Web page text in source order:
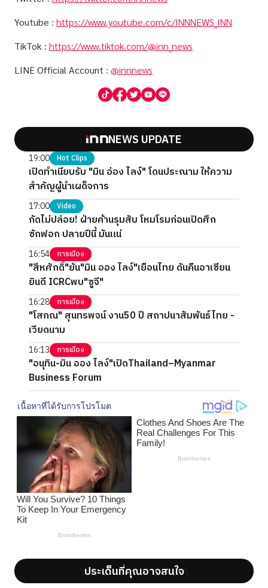
Youtube : https://www.youtube.com/c/INNNEWS_INN
TikTok : https://www.tiktok.com/@inn_news
LINE Official Account : @innnews
NEWS UPDATE
19:00 Hot Clips
เปิดทำเนียบรับ "มิน อ่อง ไลง์" โดนประณาม ให้ความ
สำคัญผู้นำเผด็จการ
17:00 Video
กัดไม่ปล่อย! ฝ่ายค้านรุมสับ โหมโรมก่อนเปิดศึก
ซักฟอก ปลายปีนี้ มันแน่
16:54 การเมือง
"สีหศักดิ์"ยัน"มิน ออง ไลง์"เยือนไทย ดันคืนอาเซียน
ยินดี ICRCพบ"ซูจี"
16:28 การเมือง
"โสภณ" สุนทรพจน์ งาน50 ปี สถาปนาสัมพันธ์ไทย -
เวียดนาม
16:13 การเมือง
"อนุทิน-มิน ออง ไลง์"เปิดThailand–Myanmar
Business Forum
';ประเด็นที่คุณอาจสนใจ';